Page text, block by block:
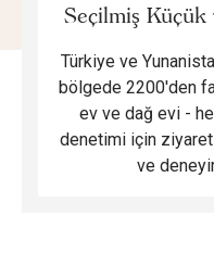
Seçilmiş
Türkiye ve
bölgede 2200'den
ev ve dağ evi -
denetimi için
ve